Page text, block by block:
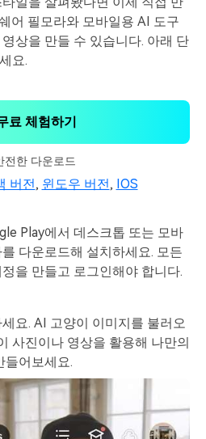
어 필모라와 모바일용 AI 도구
상을 만들 수 있습니다. 아래 단
요.
료 체험하기
전한 다운로드
버전, 윈도우 버전, IOS
Play에서 데스크톱 또는 모바
다운로드해 설치하세요. 모든
을 만들고 로그인해야 합니다.
요. AI 고양이 이미지를 불러오
사진이나 영상을 활용해 나만의
들어보세요.